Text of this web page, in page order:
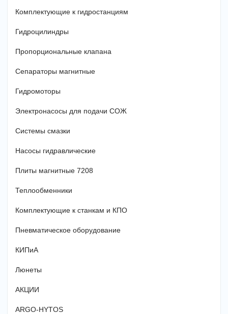
Комплектующие к гидростанциям
Гидроцилиндры
Пропорциональные клапана
Сепараторы магнитные
Гидромоторы
Электронасосы для подачи СОЖ
Системы смазки
Насосы гидравлические
Плиты магнитные 7208
Теплообменники
Комплектующие к станкам и КПО
Пневматическое оборудование
КИПиА
Люнеты
АКЦИИ
ARGO-HYTOS